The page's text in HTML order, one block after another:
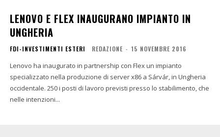
LENOVO E FLEX INAUGURANO IMPIANTO IN
UNGHERIA
FDI-INVESTIMENTI ESTERI REDAZIONE - 15 NOVEMBRE 2016
Lenovo ha inaugurato in partnership con Flex un impianto
specializzato nella produzione di server x86 a Sárvár, in Ungheria
occidentale. 250 i posti di lavoro previsti presso lo stabilimento, che
nelle intenzioni...